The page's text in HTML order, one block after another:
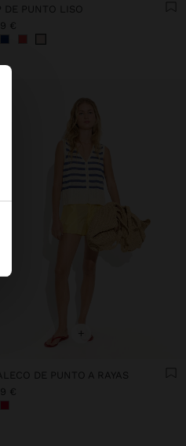
DE PUNTO LISO
€
+
DE PUNTO A RAYAS
€